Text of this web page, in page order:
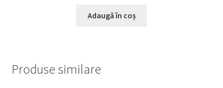
Adaugă în coș
Produse similare